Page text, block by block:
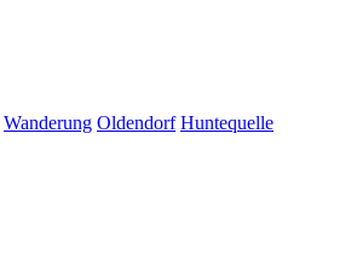
Wanderung Oldendorf Huntequelle